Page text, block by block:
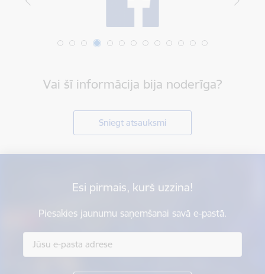
Vai šī informācija bija noderīga?
Sniegt atsauksmi
Esi pirmais, kurš uzzina!
Piesakies jaunumu saņemšanai savā e-pastā.